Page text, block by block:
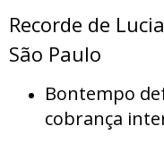
Recorde de
São Paulo
Bontempo
cobrança